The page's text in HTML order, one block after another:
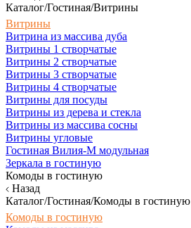
Каталог/Гостиная/Витрины
Витрины
Витрина из массива дуба
Витрины 1 створчатые
Витрины 2 створчатые
Витрины 3 створчатые
Витрины 4 створчатые
Витрины для посуды
Витрины из дерева и стекла
Витрины из массива сосны
Витрины угловые
Гостиная Вилия-М модульная
Зеркала в гостиную
Комоды в гостиную
Назад
Каталог/Гостиная/Комоды в гостиную
Комоды в гостиную